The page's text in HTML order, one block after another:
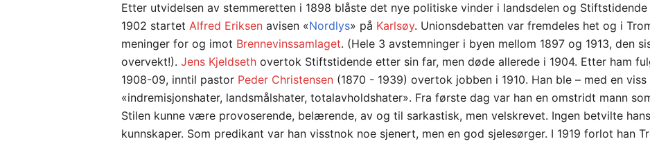
Etter utvidelsen av stemmeretten i 1898 blåste det nye politiske vinder i landsdelen og
1902 startetAlfred Eriksen avisen «Nordlys» på Karlsøy. Unionsdebatten var fremdeles het og i
meninger for og imot Brennevinssamlaget. (Hele 3 avstemninger i byen mellom 1897 og 1913, den
overvekt!).Jens Kjeldseth overtok Stiftstidende etter sin far, men døde allerede i 1904. Etter ham
1908-09, inntil pastor Peder Christensen (1870 - 1939) overtok jobben i 1910. Han ble – med en
«indremisjonshater, landsmålshater, totalavholdshater». Fra første dag var han en omstridt mann
Stilen kunne være provoserende, belærende, av og til sarkastisk, men velskrevet. Ingen betvilte
kunnskaper. Som predikant var han visstnok noe sjenert, men en god sjelesørger. I 1919 forlot han